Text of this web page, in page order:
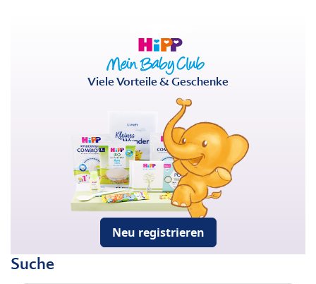
Viele Vorteile & Geschenke
Neu registrieren
Suche